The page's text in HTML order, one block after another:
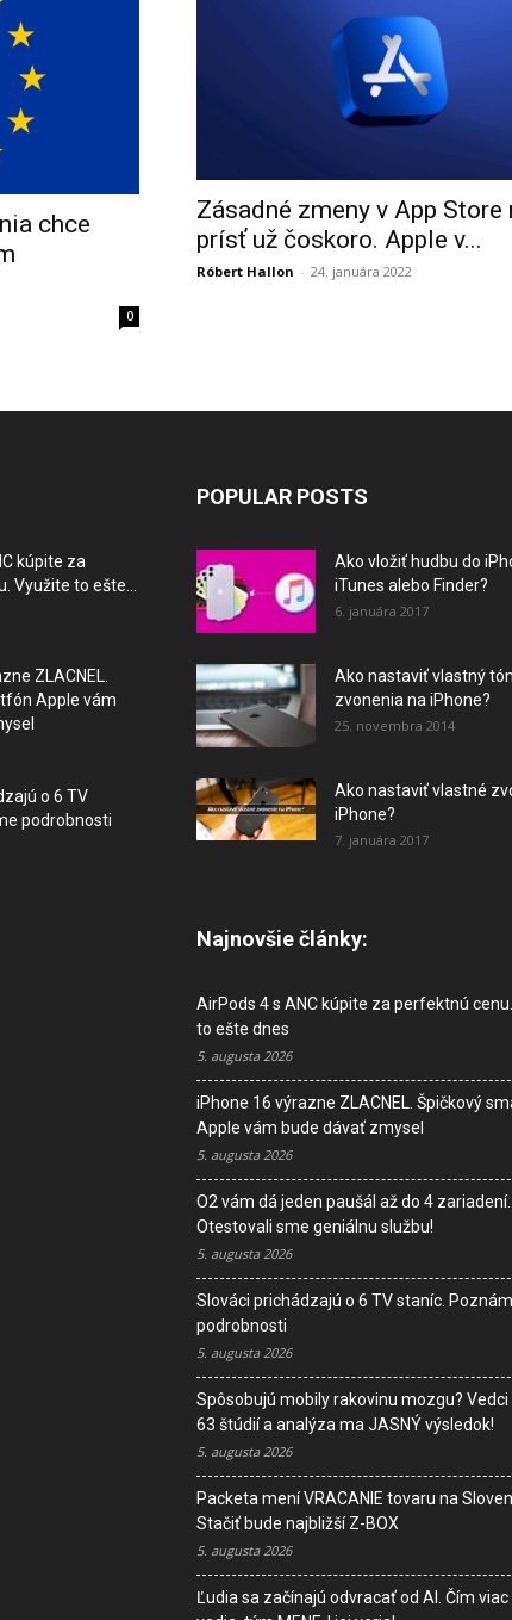
chce
0
Zásadné zmeny v App Store
prísť už čoskoro. Apple v...
Róbert Hallon - 24. januára 2022
kúpite za
Využite to ešte...
ZLACNEL.
Apple vám
o 6 TV
podrobnosti
POPULAR POSTS
Ako vložiť hudbu do
iTunes alebo Finder?
6. januára 2017
Ako nastaviť vlastný tón
zvonenia na iPhone?
25. novembra 2014
Ako nastaviť vlastné
iPhone?
7. januára 2017
Najnovšie články:
AirPods 4 s ANC kúpite za perfektnú
to ešte dnes
5. augusta 2026
iPhone 16 výrazne ZLACNEL. Špičkový
Apple vám bude dávať zmysel
5. augusta 2026
O2 vám dá jeden paušál až do 4 zariadení.
Otestovali sme geniálnu službu!
5. augusta 2026
Slováci prichádzajú o 6 TV staníc.
podrobnosti
5. augusta 2026
Spôsobujú mobily rakovinu mozgu? Vedci
63 štúdií a analýza ma JASNÝ výsledok!
5. augusta 2026
Packeta mení VRACANIE tovaru na
Stačiť bude najbližší Z-BOX
5. augusta 2026
Ľudia sa začínajú odvracať od AI. Čím viac